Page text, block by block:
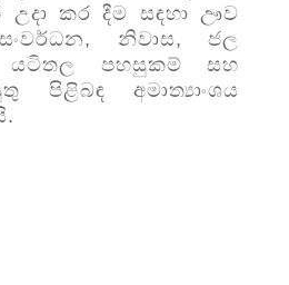
උදා කර දීම සඳහා ඌව
නිවාස, ජල
යටිතල පහසුකම් සහ
පිළිබඳ අමාත්‍යාංශය